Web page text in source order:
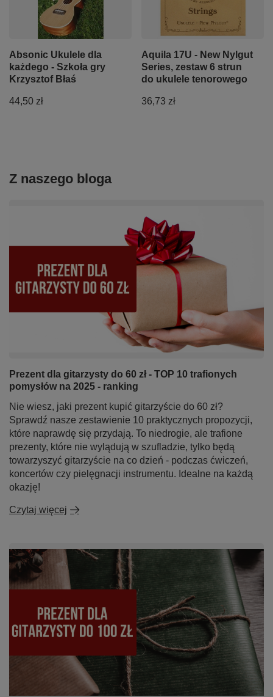
Absonic Ukulele dla
każdego - Szkoła gry
Krzysztof Błaś
44,50 zł
Aquila 17U - New Nylgut
Series, zestaw 6 strun
do ukulele tenorowego
36,73 zł
Z naszego bloga
Prezent dla gitarzysty do 60 zł - TOP 10 trafionych
pomysłów na 2025 - ranking
Nie wiesz, jaki prezent kupić gitarzyście do 60 zł?
Sprawdź nasze zestawienie 10 praktycznych propozycji,
które naprawdę się przydają. To niedrogie, ale trafione
prezenty, które nie wylądują w szufladzie, tylko będą
towarzyszyć gitarzyście na co dzień - podczas ćwiczeń,
koncertów czy pielęgnacji instrumentu. Idealne na każdą
okazję!
Czytaj więcej